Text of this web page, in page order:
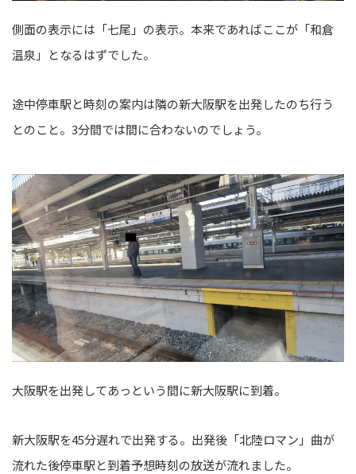
側面の表示には「七尾」の表示。本来であればここが「和倉
温泉」となるはずでした。
途中停車駅と時刻の案内は隣の新大阪駅を出発したのち行う
とのこと。3分間では間に合わないのでしょう。
大阪駅を出発してあっという間に新大阪駅に到着。
新大阪駅を45分遅れで出発する。出発後「北陸ロマン」曲が
流れた後停車駅と到着予想時刻の放送が流れました。